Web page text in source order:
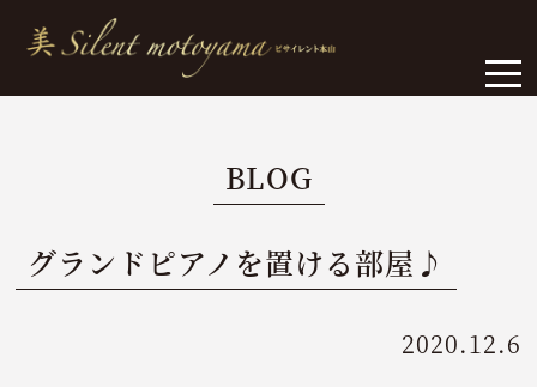
BLOG
グランドピアノを置ける部屋♪
2020.12.6